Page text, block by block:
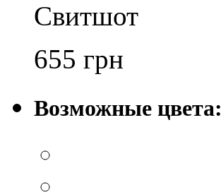
Свитшот
655 грн
Возможные цвета: